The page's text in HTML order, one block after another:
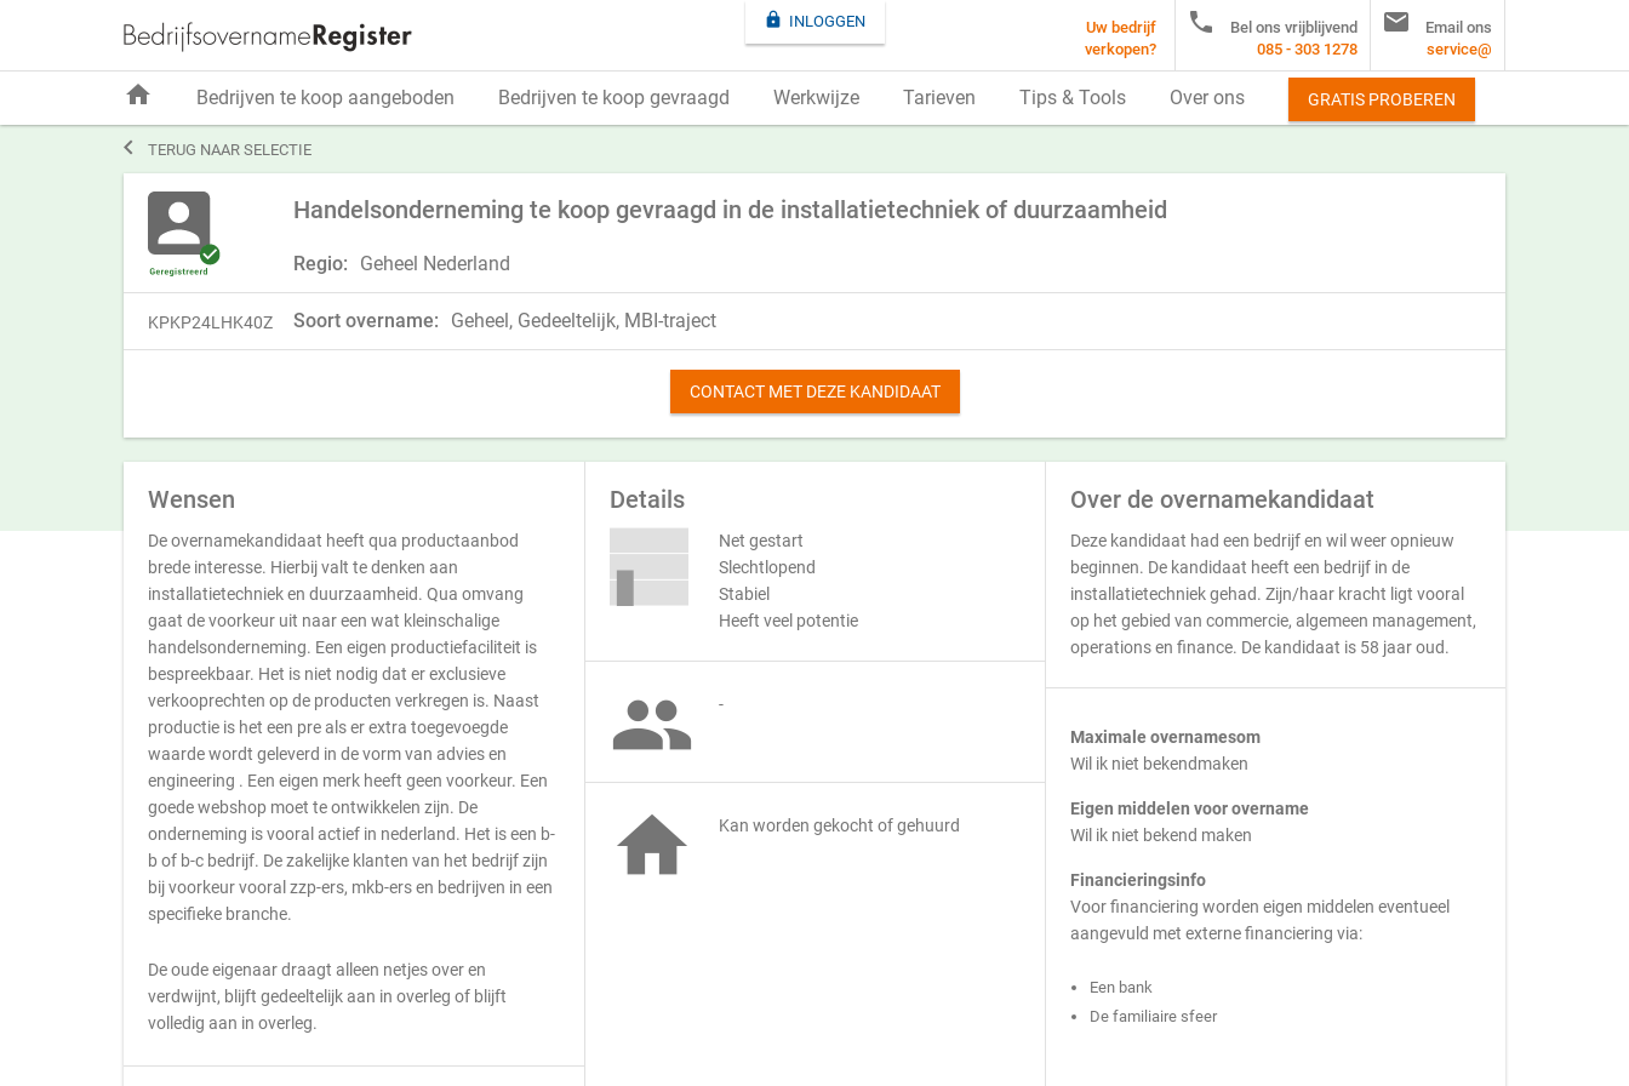
 TERUG NAAR SELECTIE
Handelsonderneming te koop gevraagd in de installatietechniek of duurzaamheid
Regio: Geheel Nederland
KPKP24LHK40Z Soort overname: Geheel, Gedeeltelijk, MBI-traject
CONTACT MET DEZE KANDIDAAT
Wensen
De overnamekandidaat heeft qua productaanbod
brede interesse. Hierbij valt te denken aan
installatietechniek en duurzaamheid. Qua omvang
gaat de voorkeur uit naar een wat kleinschalige
handelsonderneming. Een eigen productiefaciliteit is
bespreekbaar. Het is niet nodig dat er exclusieve
verkooprechten op de producten verkregen is. Naast
productie is het een pre als er extra toegevoegde
waarde wordt geleverd in de vorm van advies en
engineering . Een eigen merk heeft geen voorkeur. Een
goede webshop moet te ontwikkelen zijn. De
onderneming is vooral actief in nederland. Het is een b-
b of b-c bedrijf. De zakelijke klanten van het bedrijf zijn
bij voorkeur vooral zzp-ers, mkb-ers en bedrijven in een
specifieke branche.
De oude eigenaar draagt alleen netjes over en
verdwijnt, blijft gedeeltelijk aan in overleg of blijft
volledig aan in overleg.
Details
Net gestart
Slechtlopend
Stabiel
Heeft veel potentie
 -
 Kan worden gekocht of gehuurd
Over de overnamekandidaat
Deze kandidaat had een bedrijf en wil weer opnieuw
beginnen. De kandidaat heeft een bedrijf in de
installatietechniek gehad. Zijn/haar kracht ligt vooral
op het gebied van commercie, algemeen management,
operations en finance. De kandidaat is 58 jaar oud.
Maximale overnamesom
Wil ik niet bekendmaken
Eigen middelen voor overname
Wil ik niet bekend maken
Financieringsinfo
Voor financiering worden eigen middelen eventueel
aangevuld met externe financiering via:
Een bank
De familiaire sfeer
 INLOGGEN
Uw bedrijf
verkopen?

Bel ons vrijblijvend
085 - 303 1278

Email ons
service@
home Bedrijven te koop aangeboden Bedrijven te koop gevraagd Werkwijze Tarieven Tips & Tools Over ons GRATIS PROBEREN